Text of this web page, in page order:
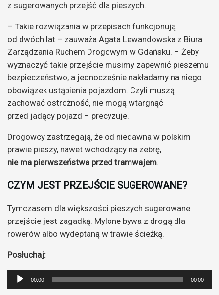
z sugerowanych przejść dla pieszych.
– Takie rozwiązania w przepisach funkcjonują
od dwóch lat – zauważa Agata Lewandowska z Biura
Zarządzania Ruchem Drogowym w Gdańsku. – Żeby
wyznaczyć takie przejście musimy zapewnić pieszemu
bezpieczeństwo, a jednocześnie nakładamy na niego
obowiązek ustąpienia pojazdom. Czyli muszą
zachować ostrożność, nie mogą wtargnąć
przed jadący pojazd – precyzuje.
Drogowcy zastrzegają, że od niedawna w polskim
prawie pieszy, nawet wchodzący na zebrę,
nie ma pierwszeństwa przed tramwajem.
CZYM JEST PRZEJŚCIE SUGEROWANE?
Tymczasem dla większości pieszych sugerowane
przejście jest zagadką. Mylone bywa z drogą dla
rowerów albo wydeptaną w trawie ścieżką.
Posłuchaj:
Odtwarzacz
plików
00:00 00:00